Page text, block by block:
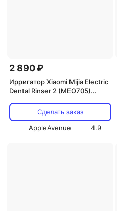
2 890 ₽
Ирригатор Xiaomi Mijia Electric
Dental Rinser 2 (MEO705)
Сделать заказ
AppleAvenue
4.9